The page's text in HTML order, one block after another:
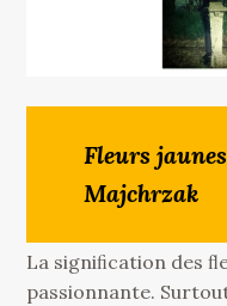
Fleurs
Majchrzak
La signiﬁcation des
passionnante.